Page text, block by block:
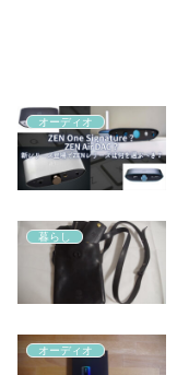
オーディオ
暮らし
オーディオ